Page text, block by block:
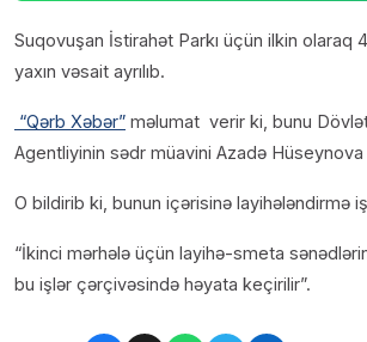
Suqovuşan İstirahət Parkı üçün ilkin olaraq
yaxın vəsait ayrılıb.
“Qərb Xəbər” məlumat verir ki, bunu
Agentliyinin sədr müavini Azadə
O bildirib ki, bunun içərisinə layihələndirmə
“İkinci mərhələ üçün layihə-smeta
bu işlər çərçivəsində həyata keçirilir”.